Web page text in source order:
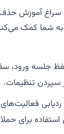
سراغ آموزش
شما کمک
جلسه ورود،
سپردن تنظیمات.
ردیابی
استفاده برای